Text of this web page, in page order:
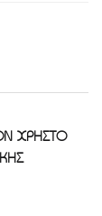
ΧΡΗΣΤΟ